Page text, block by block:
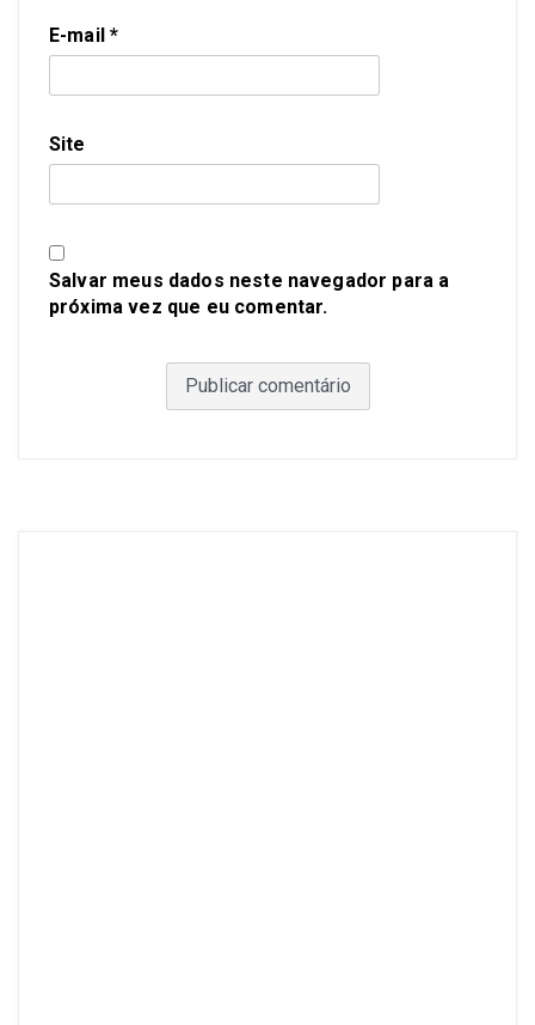
E-mail*
Site
Salvar meus dados neste navegador para a
próxima vez que eu comentar.